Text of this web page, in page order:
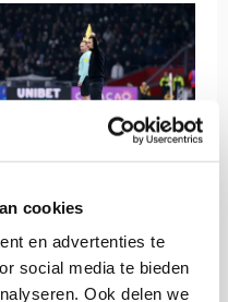
cookies
en advertenties te
social media te bieden
Ook delen we